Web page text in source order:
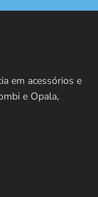
em acessórios e
e Opala,